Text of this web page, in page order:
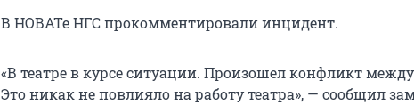
В НОВАТе НГС прокомментировали инцидент.
«В театре в курсе ситуации. Произошел конфликт
Это никак не повлияло на работу театра», — сообщил